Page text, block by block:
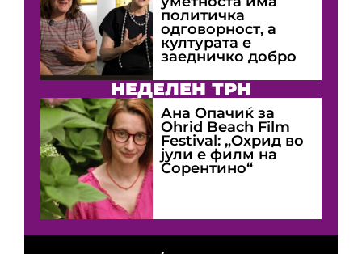
политичка
одговорност, а
културата е
заедничко добро
НЕДЕЛЕН ТРН
Ана Опачиќ за
Оhrid Beach Film
Festival: „Охрид во
јули е филм на
Сорентино“